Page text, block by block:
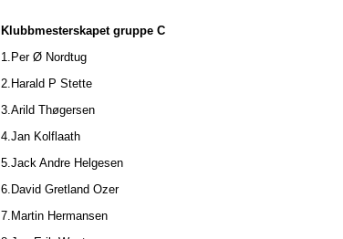
Klubbmesterskapet gruppe C
1.Per Ø Nordtug
2.Harald P Stette
3.Arild Thøgersen
4.Jan Kolflaath
5.Jack Andre Helgesen
6.David Gretland Ozer
7.Martin Hermansen